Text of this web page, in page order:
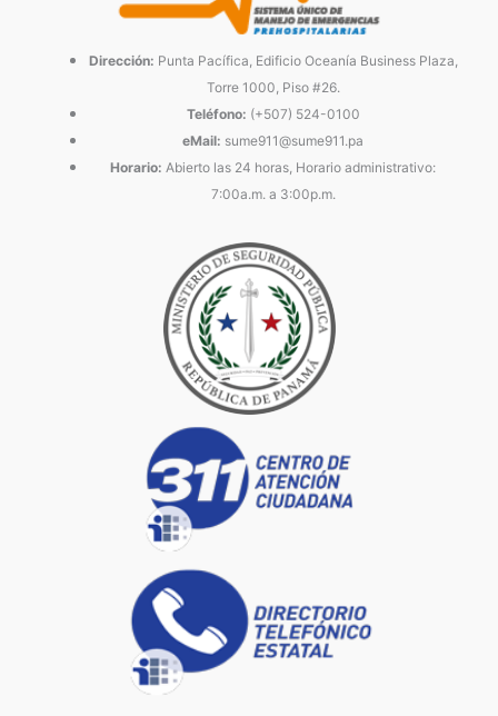
Dirección: Punta Pacífica, Edificio Oceanía Business Plaza,
Torre 1000, Piso #26.
Teléfono: (+507) 524-0100
eMail: sume911@sume911.pa
Horario: Abierto las 24 horas, Horario administrativo:
7:00a.m. a 3:00p.m.